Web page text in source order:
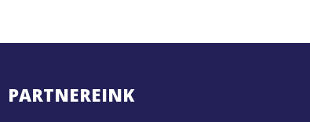
PARTNEREINK